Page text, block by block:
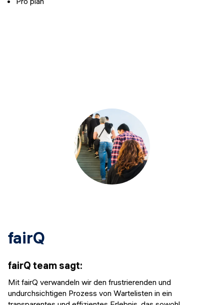
fairQ
fairQ team sagt:
Mit fairQ verwandeln wir den frustrierenden und
undurchsichtigen Prozess von Wartelisten in ein